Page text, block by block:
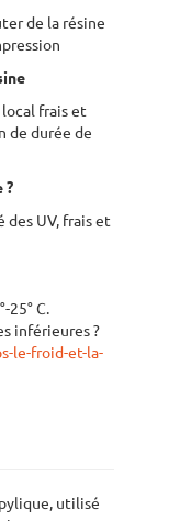
de la résine
frais et
de durée de
?
UV, frais et
25° C.
inférieures ?
le-froid-et-la-
utilisé